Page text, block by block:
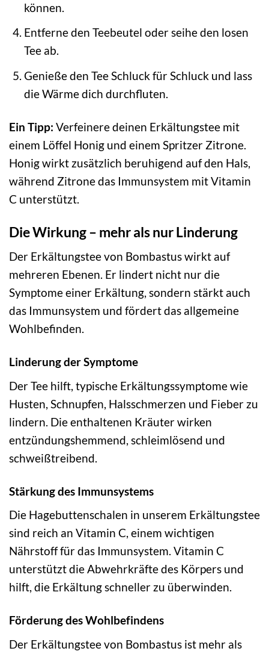
können.
Entferne den Teebeutel oder seihe den losen
Tee ab.
Genieße den Tee Schluck für Schluck und lass
die Wärme dich durchfluten.
Ein Tipp: Verfeinere deinen Erkältungstee mit
einem Löffel Honig und einem Spritzer Zitrone.
Honig wirkt zusätzlich beruhigend auf den Hals,
während Zitrone das Immunsystem mit Vitamin
C unterstützt.
Die Wirkung – mehr als nur Linderung
Der Erkältungstee von Bombastus wirkt auf
mehreren Ebenen. Er lindert nicht nur die
Symptome einer Erkältung, sondern stärkt auch
das Immunsystem und fördert das allgemeine
Wohlbefinden.
Linderung der Symptome
Der Tee hilft, typische Erkältungssymptome wie
Husten, Schnupfen, Halsschmerzen und Fieber zu
lindern. Die enthaltenen Kräuter wirken
entzündungshemmend, schleimlösend und
schweißtreibend.
Stärkung des Immunsystems
Die Hagebuttenschalen in unserem Erkältungstee
sind reich an Vitamin C, einem wichtigen
Nährstoff für das Immunsystem. Vitamin C
unterstützt die Abwehrkräfte des Körpers und
hilft, die Erkältung schneller zu überwinden.
Förderung des Wohlbefindens
Der Erkältungstee von Bombastus ist mehr als